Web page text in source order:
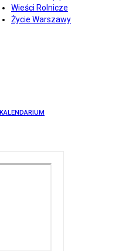
Wieści Rolnicze
Życie Warszawy
KALENDARIUM